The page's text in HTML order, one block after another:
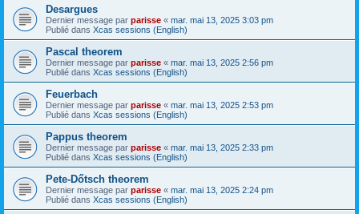
Desargues
Dernier message par parisse « mar. mai 13, 2025 3:03 pm
Publié dans Xcas sessions (English)
Pascal theorem
Dernier message par parisse « mar. mai 13, 2025 2:56 pm
Publié dans Xcas sessions (English)
Feuerbach
Dernier message par parisse « mar. mai 13, 2025 2:53 pm
Publié dans Xcas sessions (English)
Pappus theorem
Dernier message par parisse « mar. mai 13, 2025 2:33 pm
Publié dans Xcas sessions (English)
Pete-Dőtsch theorem
Dernier message par parisse « mar. mai 13, 2025 2:24 pm
Publié dans Xcas sessions (English)